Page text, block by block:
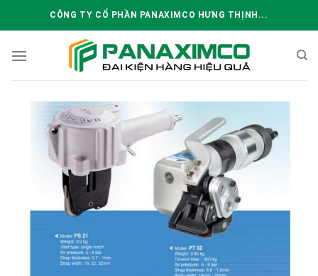
CÔNG TY CỔ PHẦN PANAXIMCO HƯNG THỊNH...